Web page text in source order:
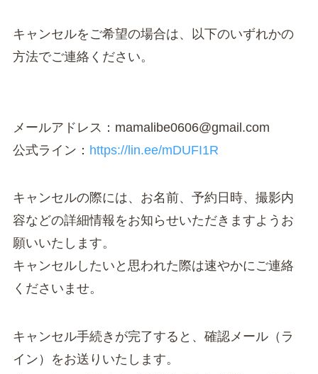
キャンセルをご希望の場合は、以下のいずれかの
方法でご連絡ください。
メールアドレス：mamalibe0606@gmail.com
公式ライン： https://lin.ee/mDUFI1R
キャンセルの際には、お名前、予約日時、撮影内
容などの詳細情報をお知らせいただきますようお
願いいたします。
キャンセルしたいと思われた際は速やかにご連絡
くださいませ。
キャンセル手続きが完了すると、確認メール（ラ
イン）をお送りいたします。